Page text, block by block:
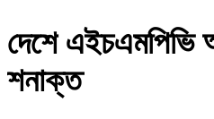
দেশে এইচএমপিভি
শনাক্ত